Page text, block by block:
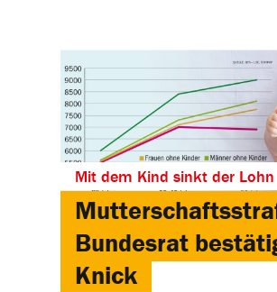
Mit dem Kind sinkt der Lohn
Bundesrat
Knick